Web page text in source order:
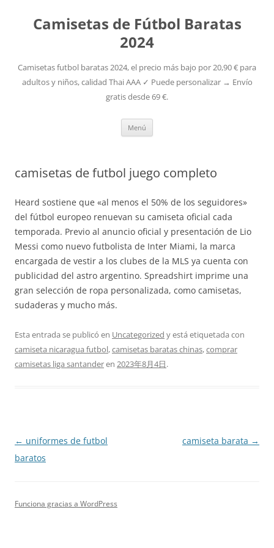
Camisetas de Fútbol Baratas
2024
Camisetas futbol baratas 2024, el precio más bajo por 20,90 € para
adultos y niños, calidad Thai AAA ✓ Puede personalizar → Envío
gratis desde 69 €.
Menú
camisetas de futbol juego completo
Heard sostiene que «al menos el 50% de los seguidores»
del fútbol europeo renuevan su camiseta oficial cada
temporada. Previo al anuncio oficial y presentación de Lio
Messi como nuevo futbolista de Inter Miami, la marca
encargada de vestir a los clubes de la MLS ya cuenta con
publicidad del astro argentino. Spreadshirt imprime una
gran selección de ropa personalizada, como camisetas,
sudaderas y mucho más.
Esta entrada se publicó en Uncategorized y está etiquetada con
camiseta nicaragua futbol,camisetas baratas chinas,comprar
camisetas liga santanderen 2023年8月4日.
Navegación
de
← uniformes de futbol
baratos
camiseta barata →
Funciona gracias a WordPress